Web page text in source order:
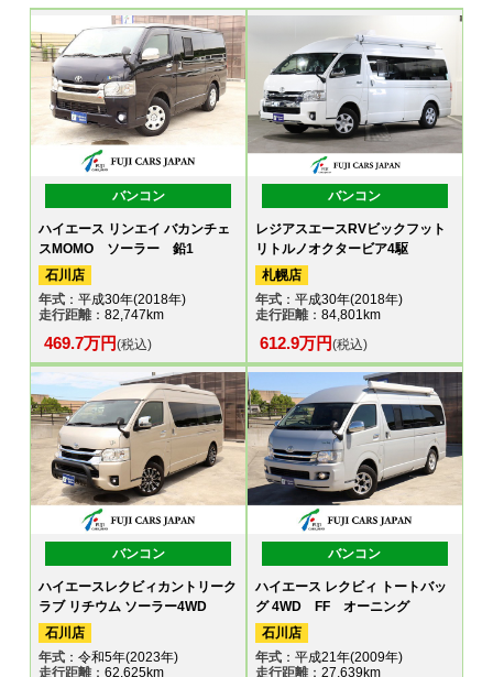
バンコン
ハイエース リンエイ バカンチェ
スMOMO ソーラー 鉛1
石川店
年式 ：平成30年(2018年)
走行距離：82,747km
469.7万円(税込)
バンコン
レジアスエースRVビックフット
リトルノオクタービア4駆
札幌店
年式：平成30年(2018年)
走行距離：84,801km
612.9万円(税込)
バンコン
ハイエースレクビィカントリーク
ラブ リチウム ソーラー4WD
石川店
年式 ：令和5年(2023年)
走行距離：62,625km
バンコン
ハイエース レクビィ トートバッ
グ 4WD FF オーニング
石川店
年式：平成21年(2009年)
走行距離：27,639km